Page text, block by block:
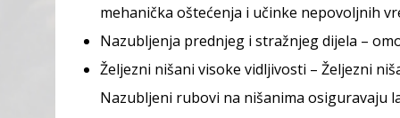
mehanička oštećenja i učinke nepovoljnih
Nazubljenja prednjeg i stražnjeg dijela –
Željezni nišani visoke vidljivosti – Željezni
Nazubljeni rubovi na nišanima osiguravaju